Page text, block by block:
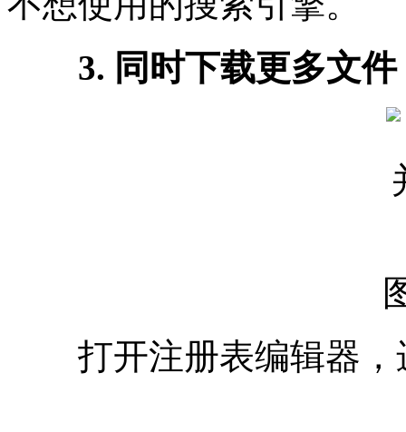
3. 同时下载更多文件
打开注册表编辑器，